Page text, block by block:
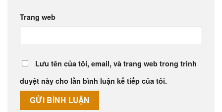
Trang web
Lưu tên của tôi, email, và trang web trong trình
duyệt này cho lần bình luận kế tiếp của tôi.